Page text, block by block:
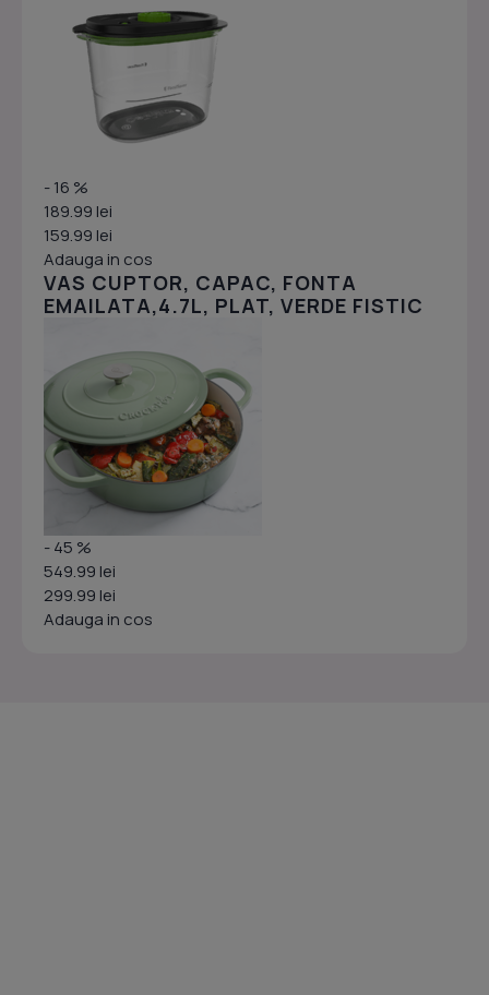
- 16 %
189.99 lei
159.99 lei
Adauga in cos
VAS CUPTOR, CAPAC, FONTA
EMAILATA,4.7L, PLAT, VERDE FISTIC
- 45 %
549.99 lei
299.99 lei
Adauga in cos